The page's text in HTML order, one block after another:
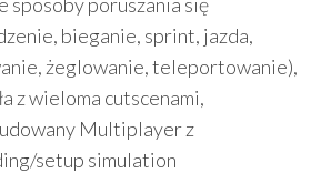
bieganie, sprint, jazda,
żeglowanie, teleportowanie),
z wieloma cutscenami,
Multiplayer z
setup simulation